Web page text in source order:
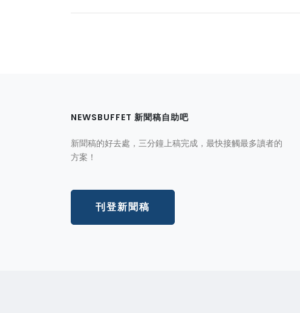
NEWSBUFFET 新聞稿自助吧
新聞稿的好去處，三分鐘上稿完成，最快接觸最多讀者的
方案！
刊登新聞稿